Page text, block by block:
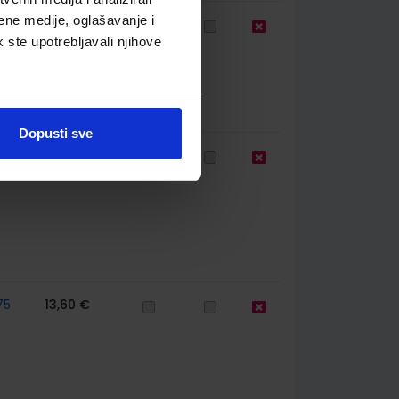
medije, oglašavanje i
ste upotrebljavali njihove
Dopusti sve
12,00 €
11,08 €
13,60 €